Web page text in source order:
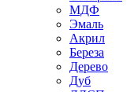
МДФ
Эмаль
Акрил
Береза
Дерево
Дуб